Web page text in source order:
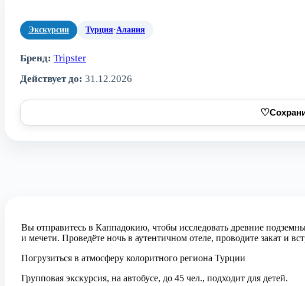
Экскурсии Турция·Алания
Бренд: Tripster
Действует до: 31.12.2026
♡
Вы отправитесь в Каппадокию, чтобы исследовать древние
и мечети. Проведёте ночь в аутентичном отеле, проводите закат и
Погрузиться в атмосферу колоритного региона Турции
Групповая экскурсия, на автобусе, до 45 чел., подходит для детей.